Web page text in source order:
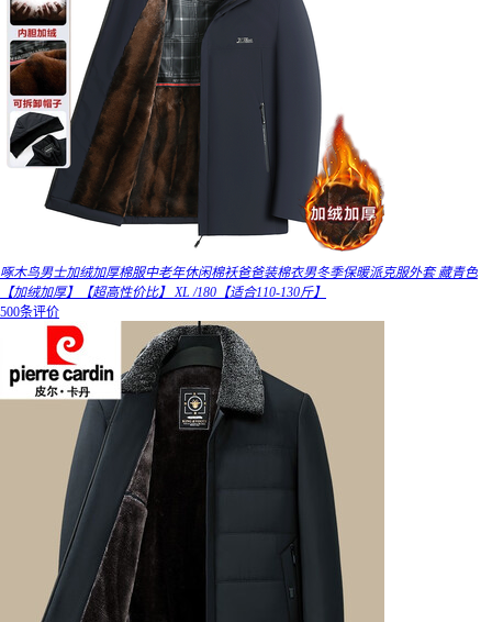
啄木鸟男士加绒加厚棉服中老年休闲棉袄爸爸装棉衣男冬季保暖派克服外套 藏青色
【加绒加厚】【超高性价比】 XL /180【适合110-130斤】
500条评价